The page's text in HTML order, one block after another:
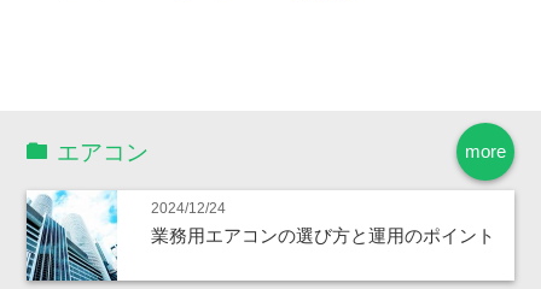
more
エアコン
2024/12/24
業務用エアコンの選び方と運用のポイント